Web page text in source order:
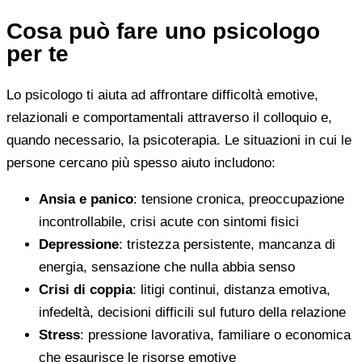
Cosa può fare uno psicologo
per te
Lo psicologo ti aiuta ad affrontare difficoltà emotive,
relazionali e comportamentali attraverso il colloquio e,
quando necessario, la psicoterapia. Le situazioni in cui le
persone cercano più spesso aiuto includono:
Ansia e panico: tensione cronica, preoccupazione
incontrollabile, crisi acute con sintomi fisici
Depressione: tristezza persistente, mancanza di
energia, sensazione che nulla abbia senso
Crisi di coppia: litigi continui, distanza emotiva,
infedeltà, decisioni difficili sul futuro della relazione
Stress: pressione lavorativa, familiare o economica
che esaurisce le risorse emotive